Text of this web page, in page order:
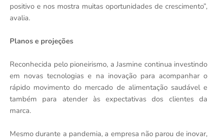
positivo e nos mostra muitas oportunidades de crescimento”,
avalia.
Planos e projeções
Reconhecida pelo pioneirismo, a Jasmine continua investindo
em novas tecnologias e na inovação para acompanhar o
rápido movimento do mercado de alimentação saudável e
também para atender às expectativas dos clientes da
marca.
Mesmo durante a pandemia, a empresa não parou de inovar,